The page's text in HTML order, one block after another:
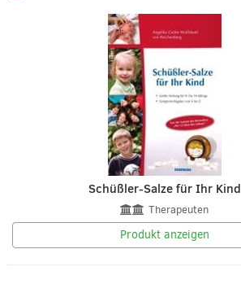
Schüßler-Salze für Ihr Kind
Therapeuten
Produkt anzeigen